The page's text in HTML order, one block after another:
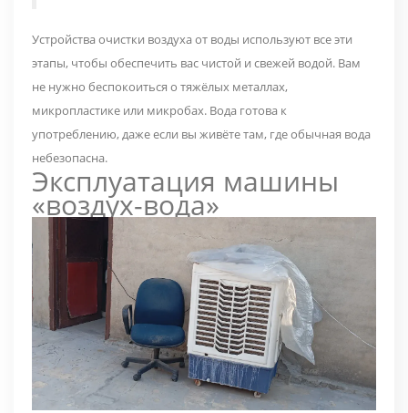
Устройства очистки воздуха от воды используют все эти
этапы, чтобы обеспечить вас чистой и свежей водой. Вам
не нужно беспокоиться о тяжёлых металлах,
микропластике или микробах. Вода готова к
употреблению, даже если вы живёте там, где обычная вода
небезопасна.
Эксплуатация машины
«воздух-вода»